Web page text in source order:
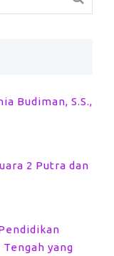
Budiman, S.S.,
2 Putra dan
yang